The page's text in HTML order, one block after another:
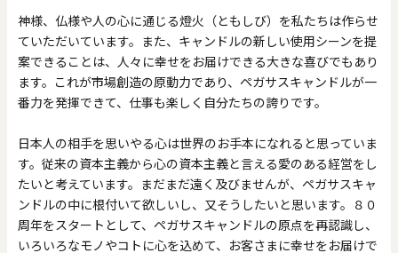
神様、仏様や人の心に通じる燈火（ともしび）を私たちは作らせ
ていただいています。また、キャンドルの新しい使用シーンを提
案できることは、人々に幸せをお届けできる大きな喜びでもあり
ます。これが市場創造の原動力であり、ペガサスキャンドルが一
番力を発揮できて、仕事も楽しく自分たちの誇りです。
日本人の相手を思いやる心は世界のお手本になれると思っていま
す。従来の資本主義から心の資本主義と言える愛のある経営をし
たいと考えています。まだまだ遠く及びませんが、ペガサスキャ
ンドルの中に根付いて欲しいし、又そうしたいと思います。８０
周年をスタートとして、ペガサスキャンドルの原点を再認識し、
いろいろなモノやコトに心を込めて、お客さまに幸せをお届けで